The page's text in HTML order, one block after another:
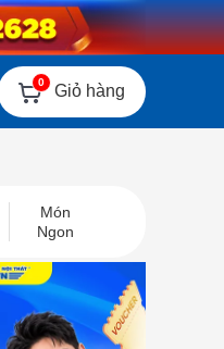
0 Giỏ hàng
Món
Ngon